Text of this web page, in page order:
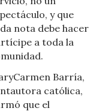
y que
nota debe hacer
a toda la
Barría,
católica,
que el